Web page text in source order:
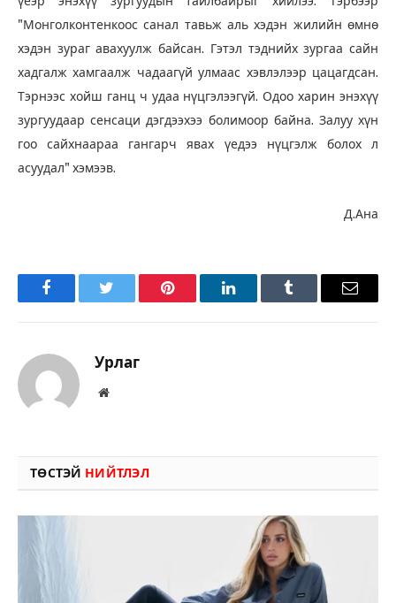
"Монголконтенкоос санал тавьж аль хэдэн жилийн өмнө
хэдэн зураг авахуулж байсан. Гэтэл тэднийх зургаа сайн
хадгалж хамгаалж чадаагүй улмаас хэвлэлээр цацагдсан.
Тэрнээс хойш ганц ч удаа нүцгэлээгүй. Одоо харин энэхүү
зургуудаар сенсаци дэгдээхээ болимоор байна. Залуу хүн
гоо сайхнаараа гангарч явах үедээ нүцгэлж болох л
асуудал" хэмээв.
Д.Ана
FacebookTwitter Pinterest LinkedInTumblr Имэйл
Урлаг
Вэбсайт
ТӨСТЭЙ НИЙТЛЭЛ